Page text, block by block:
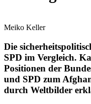
Meiko Keller
Die
SPD im Vergleich.
Positionen der
und SPD zum
durch Weltbilder